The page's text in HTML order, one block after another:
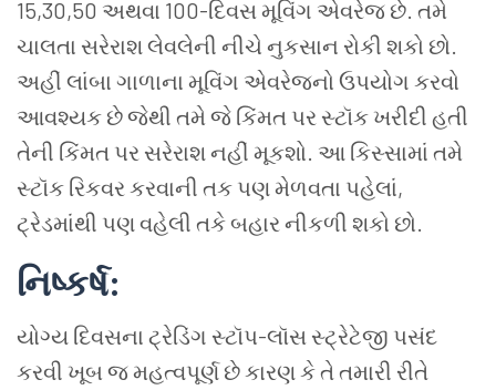
15,30,50 અથવા 100-દિવસમૂવિંગ એવરેજ છે. તમે
ચાલતા સરેરાશલેવલેની નીચે નુકસાન રોકી શકો છો.
અહીં લાંબા ગાળાના મૂવિંગ એવરેજનો ઉપયોગ કરવો
આવશ્યક છેજેથી તમેજે કિંમત પર સ્ટૉકખરીદી હતી
તેની કિંમત પર સરેરાશનહીં મૂકશો. આ કિસ્સામાં તમે
સ્ટૉક રિકવરકરવાની તક પણમેળવતા પહેલાં,
ટ્રેડમાંથી પણવહેલી તકેબહારનીકળી શકો છો.
નિષ્કર્ષ:
યોગ્ય દિવસના ટ્રેડિંગ સ્ટૉપ-લૉસ સ્ટ્રેટેજી પસંદ
કરવી ખૂબજમહત્વપૂર્ણ છેકારણકેતેતમારી રીતે